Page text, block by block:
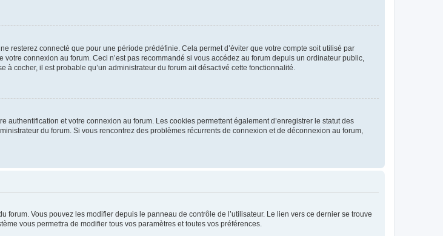
resterez connecté que pour une période prédéfinie. Cela permet d’éviter que votre compte soit utilisé par
connexion au forum. Ceci n’est pas recommandé si vous accédez au forum depuis un ordinateur public,
cocher, il est probable qu’un administrateur du forum ait désactivé cette fonctionnalité.
et votre connexion au forum. Les cookies permettent également d’enregistrer le statut des
du forum. Si vous rencontrez des problèmes récurrents de connexion et de déconnexion au forum,
Vous pouvez les modifier depuis le panneau de contrôle de l’utilisateur. Le lien vers ce dernier se trouve
vous permettra de modifier tous vos paramètres et toutes vos préférences.